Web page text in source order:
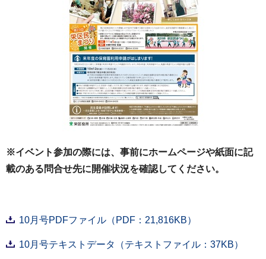
※イベント参加の際には、事前にホームページや紙面に記
載のある問合せ先に開催状況を確認してください。
10月号PDFファイル（PDF：21,816KB）
10月号テキストデータ（テキストファイル：37KB）